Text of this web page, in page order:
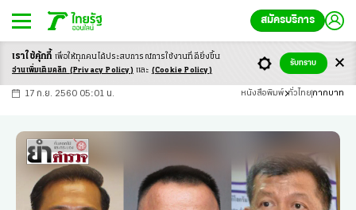
สมัครบริการ
-ก ก ก+
17 ก.ย. 2560 05:01 น. หนังสือพิมพ์ ทั่วไทยกากบาท
เราใช้คุ้กกี้ เพื่อให้ทุกคนได้ประสบการณ์การใช้งานที่ดียิ่งขึ้น
อ่านเพิ่มเติมคลิก (Privacy Policy) และ (Cookie Policy)
รับทราบ